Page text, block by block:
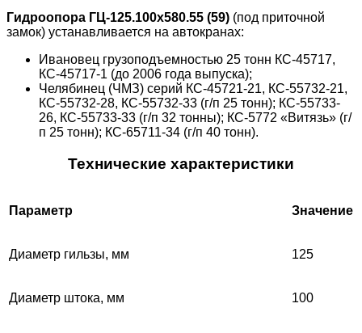
Гидроопора ГЦ-125.100х580.55 (59) (под приточной
замок) устанавливается на автокранах:
Ивановец грузоподъемностью 25 тонн КС-45717,
КС-45717-1 (до 2006 года выпуска);
Челябинец (ЧМЗ) серий КС-45721-21, КС-55732-21,
КС-55732-28, КС-55732-33 (г/п 25 тонн); КС-55733-
26, КС-55733-33 (г/п 32 тонны); КС-5772 «Витязь» (г/
п 25 тонн); КС-65711-34 (г/п 40 тонн).
Технические характеристики
Параметр Значение
Диаметр гильзы, мм 125
Диаметр штока, мм 100